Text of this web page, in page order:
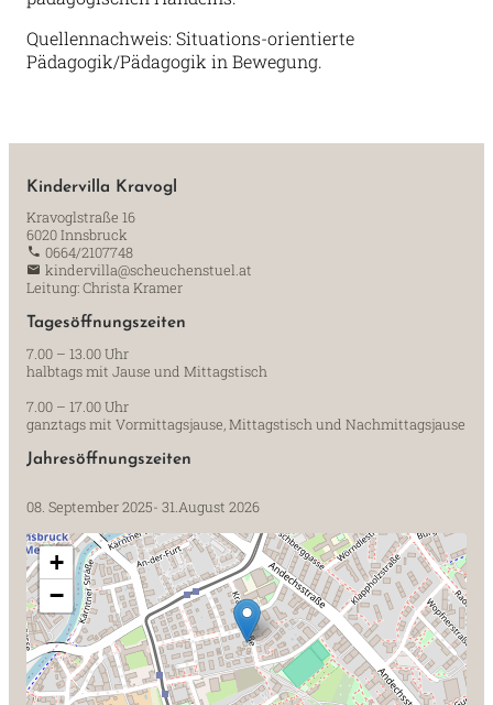
Quellennachweis: Situations-orientierte
Pädagogik/Pädagogik in Bewegung.
Kindervilla Kravogl
Kravoglstraße 16
6020 Innsbruck
0664/2107748
kindervilla@scheuchenstuel.at
Leitung: Christa Kramer
Tagesöffnungszeiten
7.00 – 13.00 Uhr
halbtags mit Jause und Mittagstisch
7.00 – 17.00 Uhr
ganztags mit Vormittagsjause, Mittagstisch und Nachmittagsjause
Jahresöffnungszeiten
08. September 2025- 31.August 2026
+
−